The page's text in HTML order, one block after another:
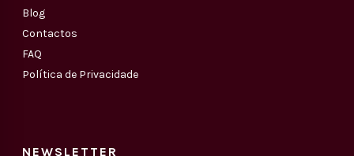
Blog
Contactos
FAQ
Política de Privacidade
NEWSLETTER